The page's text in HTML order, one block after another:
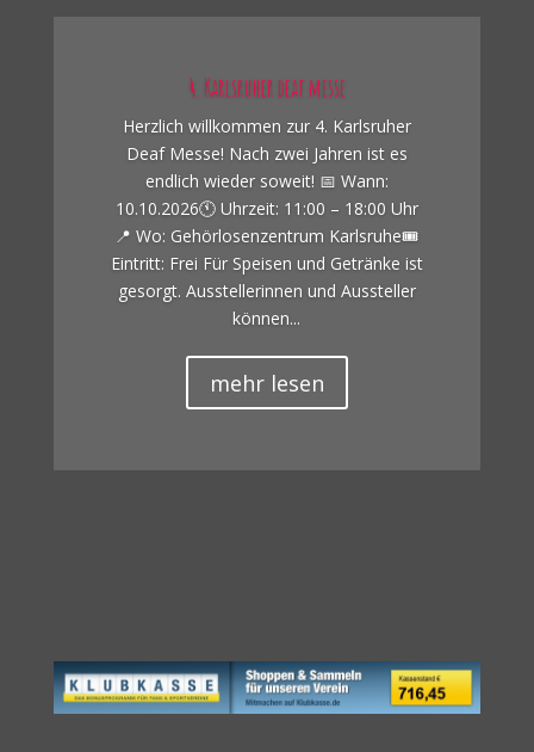
4. Karlsruher deaf messe
Herzlich willkommen zur 4. Karlsruher
Deaf Messe! Nach zwei Jahren ist es
endlich wieder soweit! 📅 Wann:
10.10.2026🕚 Uhrzeit: 11:00 – 18:00 Uhr
📍 Wo: Gehörlosenzentrum Karlsruhe🎟
Eintritt: Frei Für Speisen und Getränke ist
gesorgt. Ausstellerinnen und Aussteller
können...
mehr lesen